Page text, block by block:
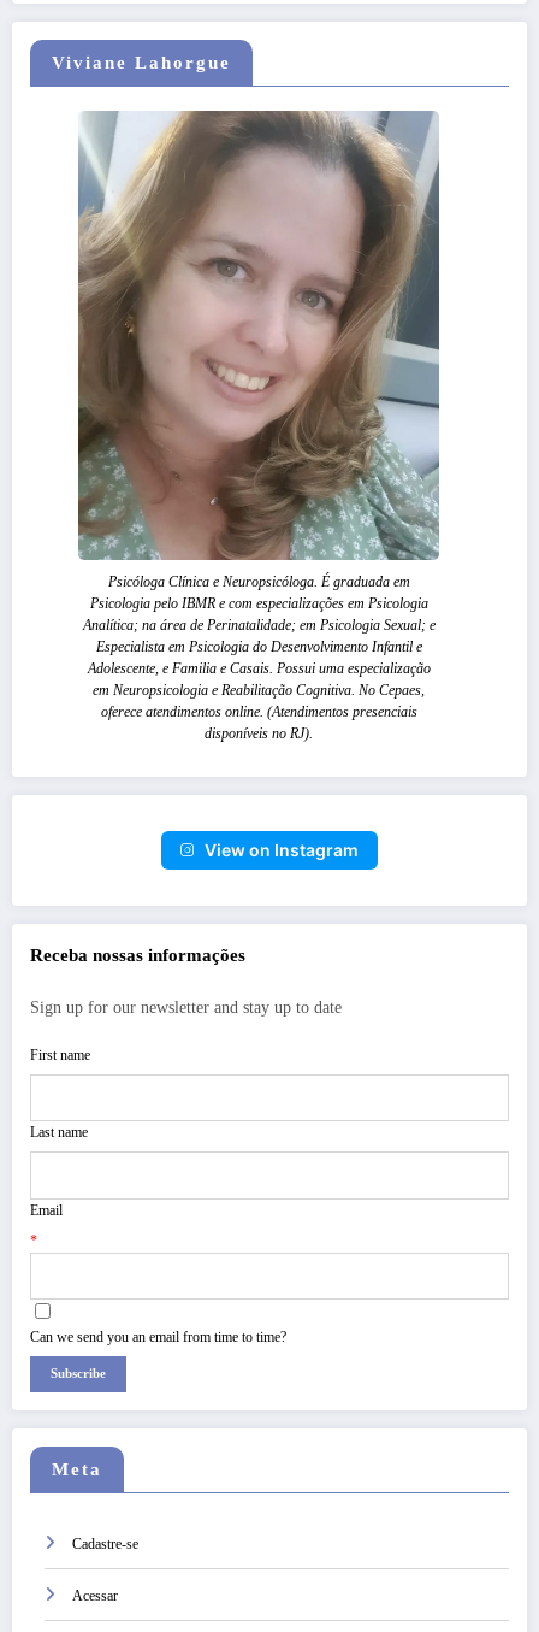
Viviane Lahorgue
Psicóloga Clínica e Neuropsicóloga. É graduada em
Psicologia pelo IBMR e com especializações em Psicologia
Analítica; na área de Perinatalidade; em Psicologia Sexual; e
Especialista em Psicologia do Desenvolvimento Infantil e
Adolescente, e Familia e Casais. Possui uma especialização
em Neuropsicologia e Reabilitação Cognitiva. No Cepaes,
oferece atendimentos online. (Atendimentos presenciais
disponíveis no RJ).
View on Instagram
Receba nossas informações
Sign up for our newsletter and stay up to date
First name
Last name
Email
*
Can we send you an email from time to time?
Subscribe
Meta
Cadastre-se
Acessar